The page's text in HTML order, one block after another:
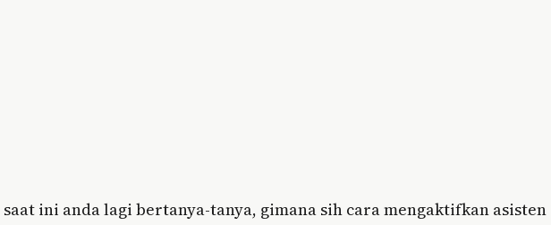
ini anda lagi bertanya-tanya, gimana sih cara mengaktifkan asisten